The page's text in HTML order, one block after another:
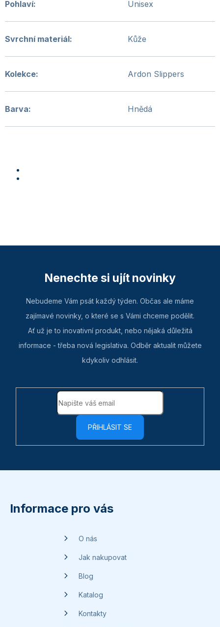
Pohlaví: Unisex
Svrchní materiál: Kůže
Kolekce: Ardon Slippers
Barva: Hnědá
Nenechte si ujít novinky
Nebudeme Vám psát každý týden. Občas ale máme
zajímavé novinky, o které se s Vámi chceme podělit.
Ať už je to inovativní produkt, nebo nějaká důležitá
informace - třeba nová legislativa. Odběr aktualit můžete
kdykoliv odhlásit.
PŘIHLÁSIT SE
Informace pro vás
O nás
Jak nakupovat
Blog
Katalog
Kontakty